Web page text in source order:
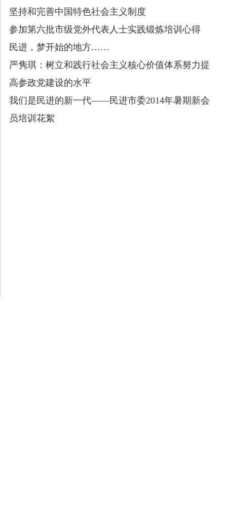
坚持和完善中国特色社会主义制度
参加第六批市级党外代表人士实践锻炼培训心得
民进，梦开始的地方……
严隽琪：树立和践行社会主义核心价值体系努力提
高参政党建设的水平
我们是民进的新一代——民进市委2014年暑期新会
员培训花絮